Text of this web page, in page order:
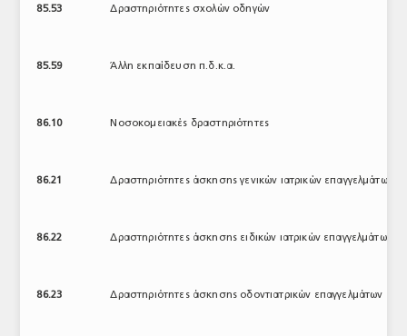
85.53 Δραστηριότητες σχολών οδηγών
85.59 Άλλη εκπαίδευση π.δ.κ.α.
86.10 Νοσοκομειακές δραστηριότητες
86.21 Δραστηριότητες άσκησης γενικών ιατρικών επαγγελμάτων
86.22 Δραστηριότητες άσκησης ειδικών ιατρικών επαγγελμάτων
86.23 Δραστηριότητες άσκησης οδοντιατρικών επαγγελμάτων